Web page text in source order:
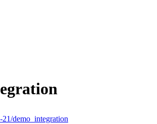
21/demo_integration